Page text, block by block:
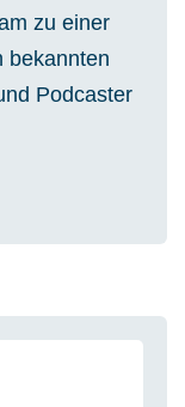
zu einer
bekannten
Podcaster